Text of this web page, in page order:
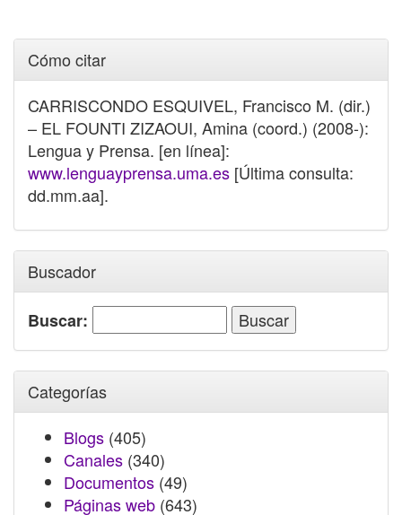
Cómo citar
CARRISCONDO ESQUIVEL, Francisco M. (dir.)
– EL FOUNTI ZIZAOUI, Amina (coord.) (2008-):
Lengua y Prensa. [en línea]:
www.lenguayprensa.uma.es [Última consulta:
dd.mm.aa].
Buscador
Buscar:
Categorías
Blogs (405)
Canales (340)
Documentos (49)
Páginas web (643)